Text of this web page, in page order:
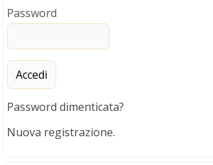
Password
Password dimenticata?
Nuova registrazione.